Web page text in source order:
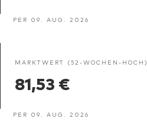
PER 09. AUG. 2026
MARKTWERT (52-WOCHEN-HOCH)
81,53 €
PER 09. AUG. 2026